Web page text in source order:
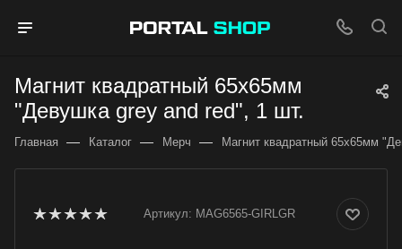
Магнит квадратный 65x65мм
"Девушка grey and red", 1 шт.
Главная — Каталог — Мерч — Магнит квадратный 65x65мм
Артикул: MAG6565-GIRLGR